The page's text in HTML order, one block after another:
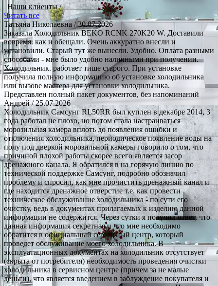
Наши клиенты /
Читать все
Татьяна Николаевна / 30.07.2026
Заказала Холодильник BEKO RCNK 270K20 W. Доставили
вовремя. как и обещали. Очень аккуратно внесли и
установили. Старый тут же вынесли. Удобно. Оплата разными
способами - мне было удобно наличными при получении.
Холодильник. работает тише старого. При установке
получила полную информацию об установке холодильника
или вызове мастера для установки холодильника.
Представлен полный пакет документов, без напоминаний
Андрей/ 25.07.2026
Холодильник Самсунг RL50RR был куплен в декабре 2014, 3
года работал не плохо, но потом стала настраиваться
морозильная камера вплоть до появления ошибки и
отключения холодильника, периодическое появление воды на
полу под дверкой морозильной камеры говорило о том, что
причиной плохой работы скорее всего является засор
дренажного канала. Я обратился в на горячую линию по
технической поддержке Самсунг, подробно обозначил
проблему и спросил, как мне прочистить дренажный канал и
где находится дренажное отверстие т.е. как провести
техническое обслуживание холодильника - по сути его
очистку, ведь в документах прилагаемых к изделию данной
информации не содержится. Через сутки я получил ответ, что
данная информация секретная и что мне необходимо
обратится в официальный сервисный центр, который
проведет обслуживание моего холодильника. В
эксплуатационных документах на холодильник отсутствует
(скрыта от потребителя) необходимость проведения очистки
холодильника в сервисном центре (причем за не малые
деньги), что является введением в заблуждение покупателя и